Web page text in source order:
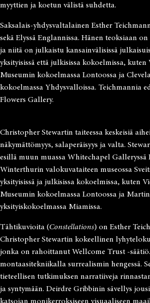
myyttien ja koetun välistä suhdetta.
Saksalais-yhdysvaltalainen Esther
sekä Elyssä Englannissa. Hänen teoksiaan
ja niitä on julkaistu kansainvälisissä
yksityisissä että julkisissa kokoelmissa,
Museumin kokoelmassa Lontoossa ja
kokoelmassa Yhdysvalloissa. Teichmannia
Flowers Gallery.
Christopher Stewartin taiteessa keskeisiä
näkymättömyys, salaperäisyys ja valta.
esillä muun muassa Whitechapel Galleryssä
Winterthurin valokuvataiteen museossa
yksityisissä ja julkisissa kokoelmissa, kuten
Museumin kokoelmassa Lontoossa ja
yksityiskokoelmassa Miamissa.
Tähtikuvioita (Constellations) on Esther
Christopher Stewartin kokeellinen
jonka on rahoittanut Wellcome Trust -
montaasitekniikalla surrealismin hengessä.
tieteellisen tutkimuksen narratiiveja
ja syntymään. Deirdre Gribbinin sävellys